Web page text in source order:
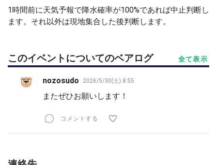
1時間前に天気予報で降水確率が100%であれば中止判断し
ます。それ以外は現地集合した後判断します。
このイベントについてのベアログ 全て表示
nozosudo 2026/5/30(土) 8:55
またぜひお願いします！
コメントする